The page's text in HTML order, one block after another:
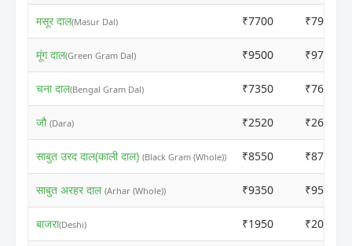
मसूर दाल(Masur Dal) ₹7700 ₹7910
मूंग दाल(Green Gram Dal) ₹9500 ₹9760
चना दाल(Bengal Gram Dal) ₹7350 ₹7610
जौ (Dara) ₹2520 ₹2610
साबुत उरद दाल(काली दाल) (Black Gram (Whole)) ₹8550 ₹8760
साबुत अरहर दाल (Arhar (Whole)) ₹9350 ₹9560
बाजरा(Deshi) ₹1950 ₹2010